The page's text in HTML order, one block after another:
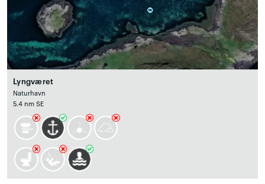
Lyngværet
Naturhavn
5.4 nm SE